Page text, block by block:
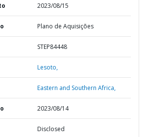
2023/08/15
Plano de Aquisições
STEP84448
Lesoto,
Eastern and Southern Africa,
2023/08/14
Disclosed